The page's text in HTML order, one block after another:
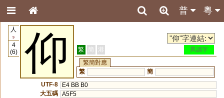
粵
普
人
9
4
(6)
仰 繁 簡 港
異讀字
繁簡對應
繁
簡
UTF-8
E4 BB B0
大五碼 A5F5